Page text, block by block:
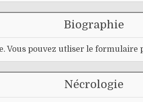
Biographie
Vous pouvez utliser le formulaire
Nécrologie